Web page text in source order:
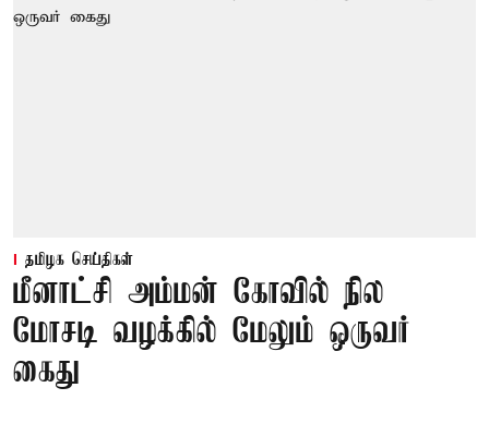
தமிழக செய்திகள்
மீனாட்சி அம்மன் கோவில் நில
மோசடி வழக்கில் மேலும் ஒருவர்
கைது